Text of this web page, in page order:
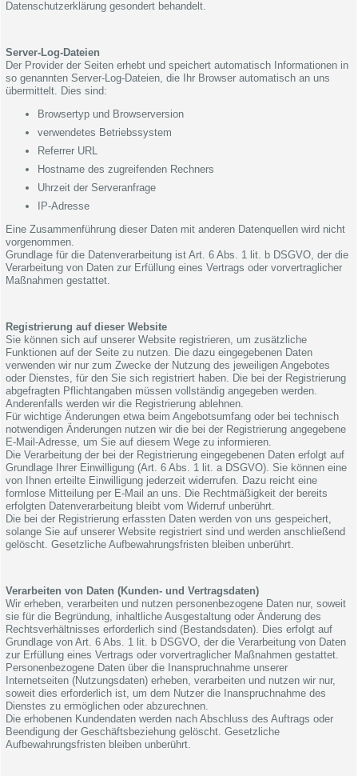
Datenschutzerklärung gesondert behandelt.
Server-Log-Dateien
Der Provider der Seiten erhebt und speichert automatisch Informationen in
so genannten Server-Log-Dateien, die Ihr Browser automatisch an uns
übermittelt. Dies sind:
Browsertyp und Browserversion
verwendetes Betriebssystem
Referrer URL
Hostname des zugreifenden Rechners
Uhrzeit der Serveranfrage
IP-Adresse
Eine Zusammenführung dieser Daten mit anderen Datenquellen wird nicht
vorgenommen.
Grundlage für die Datenverarbeitung ist Art. 6 Abs. 1 lit. b DSGVO, der die
Verarbeitung von Daten zur Erfüllung eines Vertrags oder vorvertraglicher
Maßnahmen gestattet.
Registrierung auf dieser Website
Sie können sich auf unserer Website registrieren, um zusätzliche
Funktionen auf der Seite zu nutzen. Die dazu eingegebenen Daten
verwenden wir nur zum Zwecke der Nutzung des jeweiligen Angebotes
oder Dienstes, für den Sie sich registriert haben. Die bei der Registrierung
abgefragten Pflichtangaben müssen vollständig angegeben werden.
Anderenfalls werden wir die Registrierung ablehnen.
Für wichtige Änderungen etwa beim Angebotsumfang oder bei technisch
notwendigen Änderungen nutzen wir die bei der Registrierung angegebene
E-Mail-Adresse, um Sie auf diesem Wege zu informieren.
Die Verarbeitung der bei der Registrierung eingegebenen Daten erfolgt auf
Grundlage Ihrer Einwilligung (Art. 6 Abs. 1 lit. a DSGVO). Sie können eine
von Ihnen erteilte Einwilligung jederzeit widerrufen. Dazu reicht eine
formlose Mitteilung per E-Mail an uns. Die Rechtmäßigkeit der bereits
erfolgten Datenverarbeitung bleibt vom Widerruf unberührt.
Die bei der Registrierung erfassten Daten werden von uns gespeichert,
solange Sie auf unserer Website registriert sind und werden anschließend
gelöscht. Gesetzliche Aufbewahrungsfristen bleiben unberührt.
Verarbeiten von Daten (Kunden- und Vertragsdaten)
Wir erheben, verarbeiten und nutzen personenbezogene Daten nur, soweit
sie für die Begründung, inhaltliche Ausgestaltung oder Änderung des
Rechtsverhältnisses erforderlich sind (Bestandsdaten). Dies erfolgt auf
Grundlage von Art. 6 Abs. 1 lit. b DSGVO, der die Verarbeitung von Daten
zur Erfüllung eines Vertrags oder vorvertraglicher Maßnahmen gestattet.
Personenbezogene Daten über die Inanspruchnahme unserer
Internetseiten (Nutzungsdaten) erheben, verarbeiten und nutzen wir nur,
soweit dies erforderlich ist, um dem Nutzer die Inanspruchnahme des
Dienstes zu ermöglichen oder abzurechnen.
Die erhobenen Kundendaten werden nach Abschluss des Auftrags oder
Beendigung der Geschäftsbeziehung gelöscht. Gesetzliche
Aufbewahrungsfristen bleiben unberührt.